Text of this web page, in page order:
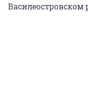
Василеостровском